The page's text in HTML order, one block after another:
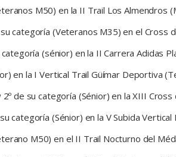
M50) en la II Trail Los Almendros
categoría (Veteranos M35) en el Cross
(sénior) en la II Carrera Adidas
en la I Vertical Trail Güímar Deportiva
de su categoría (Sénior) en la XIII Cross
categoría (Sénior) en la V Subida Vertical
M50) en el II Trail Nocturno del